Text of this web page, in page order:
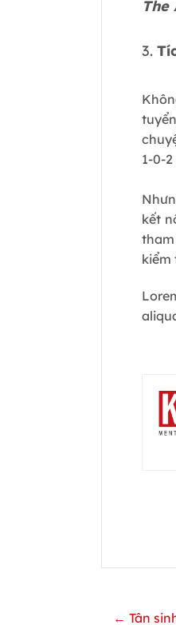
The
3.
1-0-
kết
tham
kiểm
← Tân